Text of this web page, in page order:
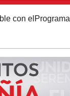
con el Programa